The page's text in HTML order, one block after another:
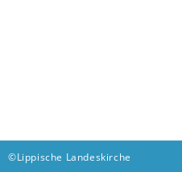
©Lippische Landeskirche